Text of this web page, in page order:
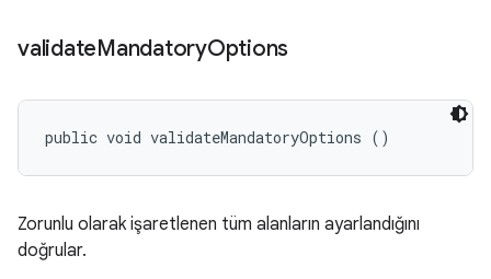
validateMandatoryOptions
public void validateMandatoryOptions ()
Zorunlu olarak işaretlenen tüm alanların ayarlandığını
doğrular.